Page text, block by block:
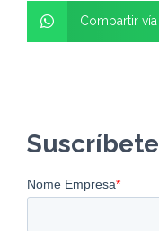
Compartir